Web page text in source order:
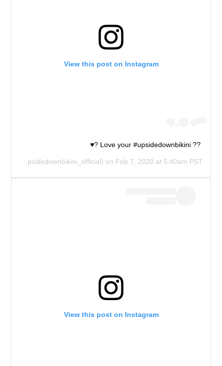
View this post on Instagram
?? Love your #upsidedownbikini ?♥️
(@upsidedownbikini_official) on Feb 7, 2020 at 5:40am PST
View this post on Instagram